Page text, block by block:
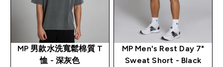
MP 男款水洗寬鬆棉質 T
恤 - 深灰色
MP Men's Rest Day 7"
Sweat Short - Black